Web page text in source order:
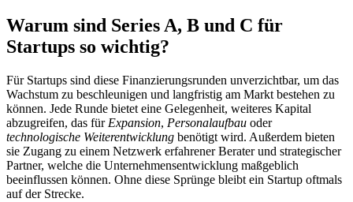
Warum sind Series A, B und C für
Startups so wichtig?
Für Startups sind diese Finanzierungsrunden unverzichtbar, um das
Wachstum zu beschleunigen und langfristig am Markt bestehen zu
können. Jede Runde bietet eine Gelegenheit, weiteres Kapital
abzugreifen, das für Expansion, Personalaufbau oder
technologische Weiterentwicklung benötigt wird. Außerdem bieten
sie Zugang zu einem Netzwerk erfahrener Berater und strategischer
Partner, welche die Unternehmensentwicklung maßgeblich
beeinflussen können. Ohne diese Sprünge bleibt ein Startup oftmals
auf der Strecke.